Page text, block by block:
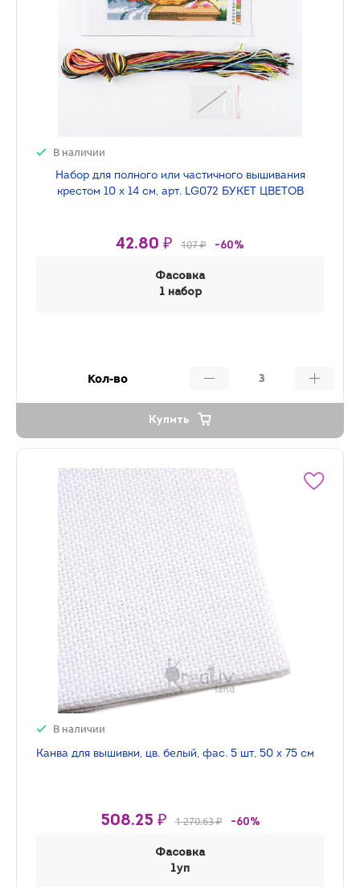
В наличии
Набор для полного или частичного вышивания
крестом 10 х 14 см, арт. LG072 БУКЕТ ЦВЕТОВ
42.80 ₽ 107 ₽ -60%
Фасовка
1 набор
Кол-во
Купить
В наличии
Канва для вышивки, цв. белый, фас. 5 шт, 50 х 75 см
508.25 ₽ 1 270.63 ₽ -60%
Фасовка
1уп